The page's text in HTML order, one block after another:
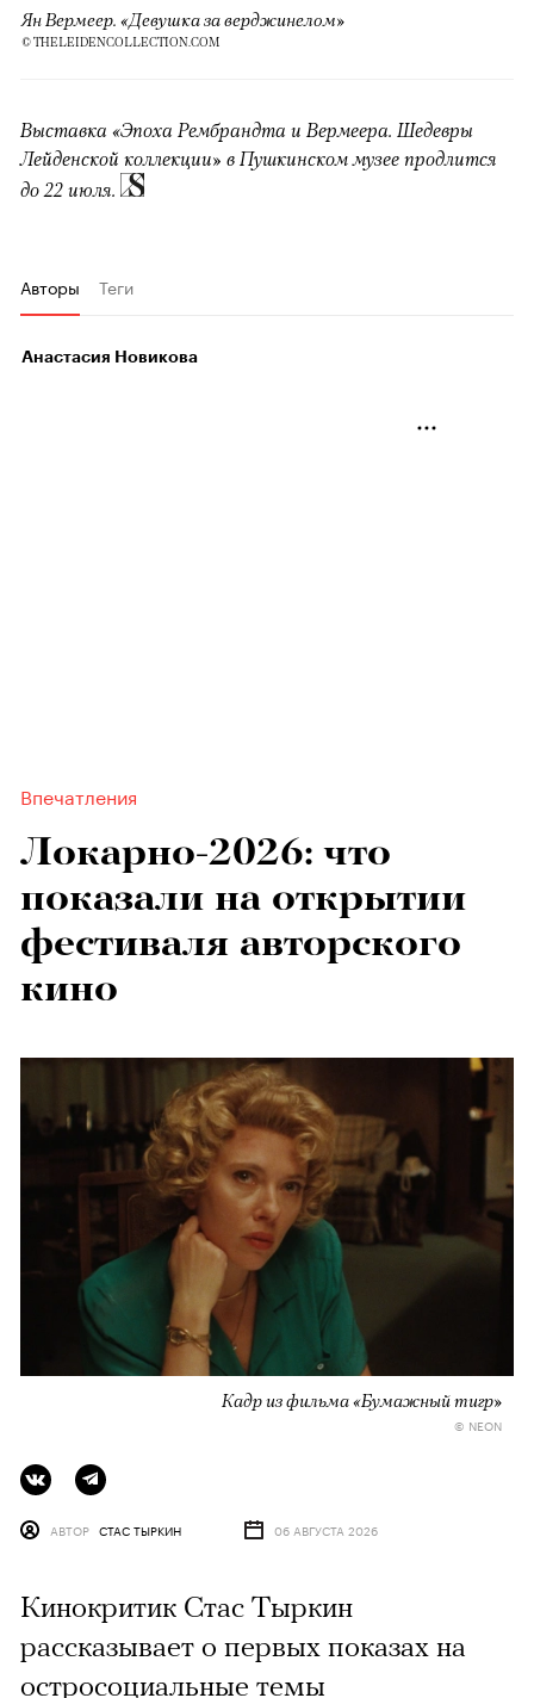
Ян Вермеер. «Девушка за верджинелом»
© THELEIDENCOLLECTION.COM
Выставка «Эпоха Рембрандта и Вермеера. Шедевры
Лейденской коллекции» в Пушкинском музее продлится
до 22 июля.
Авторы Теги
Анастасия Новикова
Впечатления
Локарно-2026: что
показали на открытии
фестиваля авторского
кино
Кадр из фильма «Бумажный тигр»
© NEON
АВТОР СТАС ТЫРКИН 06 АВГУСТА 2026
Кинокритик Стас Тыркин
рассказывает о первых показах на
остросоциальные темы